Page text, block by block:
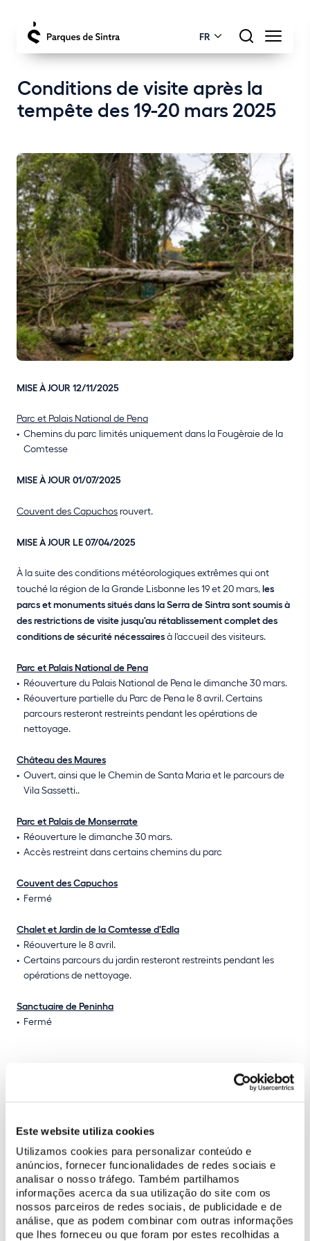
Este website utiliza cookies
Utilizamos cookies para personalizar conteúdo e
anúncios, fornecer funcionalidades de redes sociais e
analisar o nosso tráfego. Também partilhamos
informações acerca da sua utilização do site com os
nossos parceiros de redes sociais, de publicidade e de
análise, que as podem combinar com outras informações
que lhes forneceu ou que foram por estes recolhidas a
FR
Conditions de visite après la
tempête des 19-20 mars 2025
MISE À JOUR 12/11/2025
Parc et Palais National de Pena
Chemins du parc limités uniquement dans la Fougèraie de la
Comtesse
MISE À JOUR 01/07/2025
Couvent des Capuchos rouvert.
MISE À JOUR LE 07/04/2025
À la suite des conditions météorologiques extrêmes qui ont
touché la région de la Grande Lisbonne les 19 et 20 mars,les
parcs et monuments situés dans la Serra de Sintra sont soumis à
des restrictions de visite jusqu'au rétablissement complet des
conditions de sécurité nécessairesà l'accueil des visiteurs.
Parc et Palais National de Pena
Réouverture du Palais National de Pena le dimanche 30 mars.
Réouverture partielle du Parc de Pena le 8 avril. Certains
parcours resteront restreints pendant les opérations de
nettoyage.
Château des Maures
Ouvert, ainsi que le Chemin de Santa Maria et le parcours de
Vila Sassetti..
Parc et Palais de Monserrate
Réouverture le dimanche 30 mars.
Accès restreint dans certains chemins du parc
Couvent des Capuchos
Fermé
Chalet et Jardin de la Comtesse d'Edla
Réouverture le 8 avril.
Certains parcours du jardin resteront restreints pendant les
opérations de nettoyage.
Sanctuaire de Peninha
Fermé
, à Belém, restent
Les informations seront mises à jour sur les canaux officiels de
Parques de Sintra, avec une évaluation quotidienne des
conditions de sécurité dans les parcs et monuments sous sa
gestion.
Si vous avez déjà acheté un billet pour visiter les monuments les
jours où ils sont fermés, vous pouvez demander un